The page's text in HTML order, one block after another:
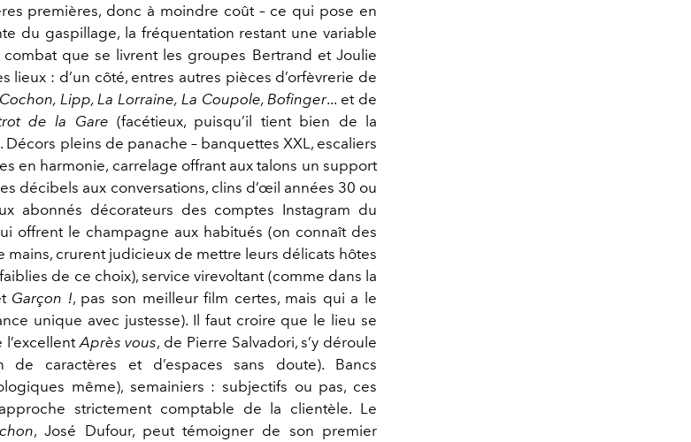
premières, donc à moindre coût – ce qui pose en
du gaspillage, la fréquentation restant une variable
que se livrent les groupes Bertrand et Joulie
lieux : d’un côté, entres autres pièces d’orfèvrerie de
Lipp, La Lorraine, La Coupole, Bofinger... et de
de la Gare (facétieux, puisqu’il tient bien de la
pleins de panache – banquettes XXL, escaliers
en harmonie, carrelage offrant aux talons un support
décibels aux conversations, clins d’œil années 30 ou
abonnés décorateurs des comptes Instagram du
offrent le champagne aux habitués (on connaît des
mains, crurent judicieux de mettre leurs délicats hôtes
de ce choix), service virevoltant (comme dans la
Garçon !, pas son meilleur film certes, mais qui a le
unique avec justesse). Il faut croire que le lieu se
Après vous, de Pierre Salvadori, s’y déroule
de caractères et d’espaces sans doute). Bancs
même), semainiers : subjectifs ou pas, ces
strictement comptable de la clientèle. Le
, José Dufour, peut témoigner de son premier